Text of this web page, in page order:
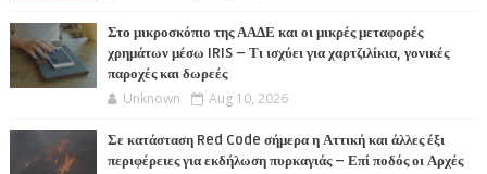
Στο μικροσκόπιο της ΑΑΔΕ και οι μικρές μεταφορές
χρημάτων μέσω IRIS – Τι ισχύει για χαρτζιλίκια, γονικές
παροχές και δωρεές
Unknown Aug 10, 2026
Σε κατάσταση Red Code σήμερα η Αττική και άλλες έξι
περιφέρειες για εκδήλωση πυρκαγιάς – Επί ποδός οι Αρχές